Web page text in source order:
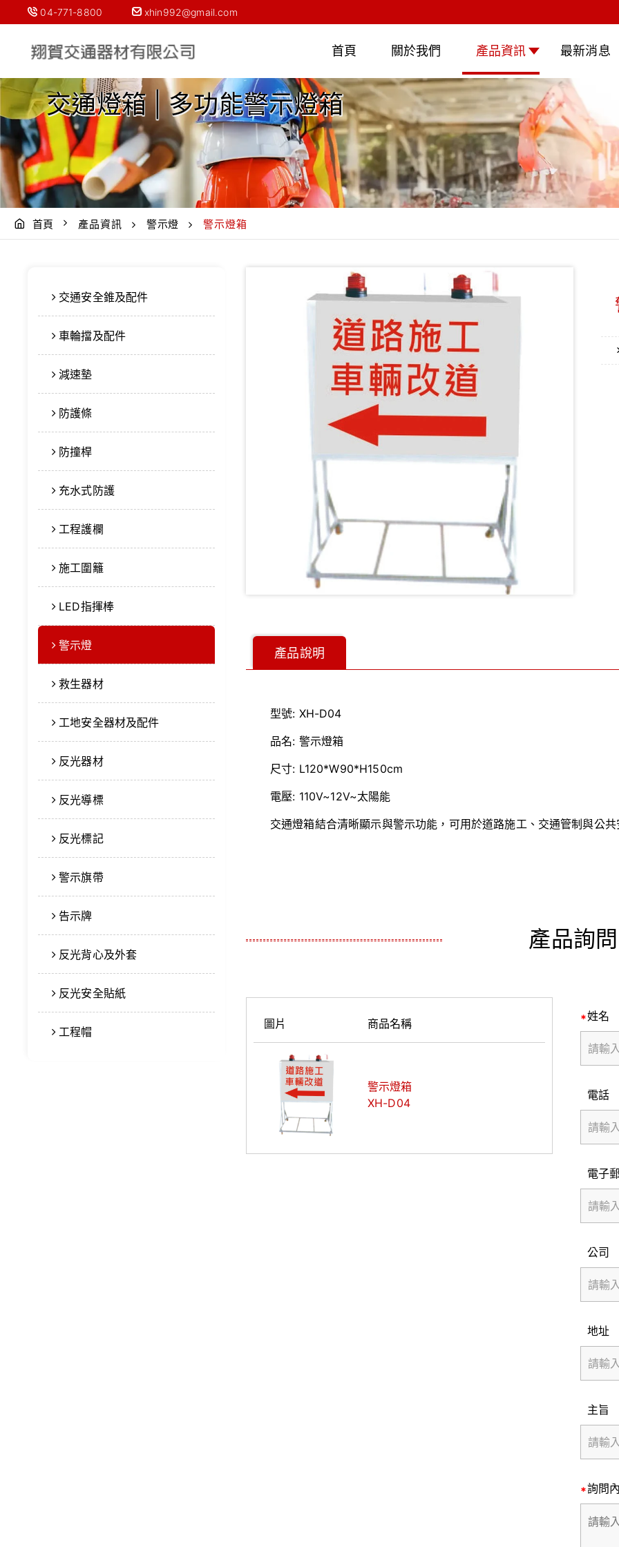
04-771-8800 xhin992@gmail.com
首頁 關於我們 產品資訊 最新消息
交通燈箱 | 多功能警示燈箱
首頁 產品資訊 警示燈 警示燈箱
交通安全錐及配件
車輪擋及配件
減速墊
防護條
防撞桿
充水式防護
工程護欄
施工圍籬
LED指揮棒
警示燈
救生器材
工地安全器材及配件
反光器材
反光導標
反光標記
警示旗帶
告示牌
反光背心及外套
反光安全貼紙
工程帽
產品說明
型號: XH-D04
品名: 警示燈箱
尺寸: L120*W90*H150cm
電壓: 110V~12V~太陽能
交通燈箱結合清晰顯示與警示功能，可用於道路施工、交通管制與公
產品詢問
圖片 商品名稱
警示燈箱
XH-D04
姓名
電話
電子
公司
地址
主旨
詢問